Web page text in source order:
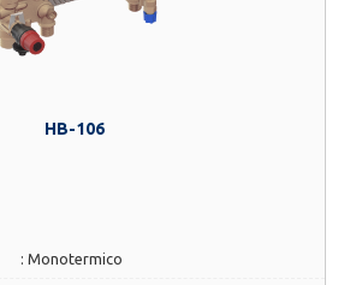
HB-106
: Monotermico